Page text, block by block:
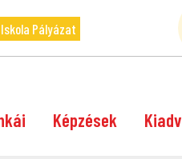
Iskola Pályázat
Képzések